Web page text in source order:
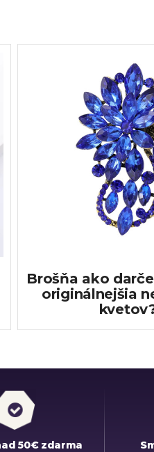
Brošňa ako
originálnejšia
50€ zdarma